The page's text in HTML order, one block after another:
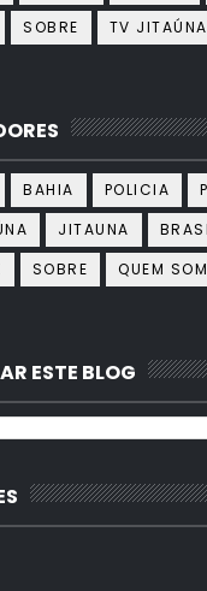
SOBRE TV JITAÚNA
BAHIA POLICIA
JITAUNA
SOBRE QUEM
ESTE BLOG